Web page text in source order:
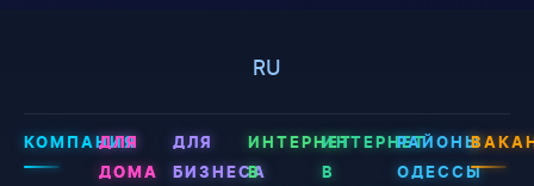
RU
КОМПАНИЯ
ДЛЯ
ДОМА
ДЛЯ
БИЗНЕСА
ИНТЕРНЕТ
В
ИНТЕРНЕТ
В
РАЙОНЫ
ОДЕССЫ